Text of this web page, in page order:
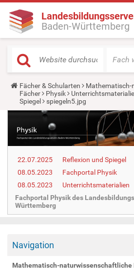
Baden-Württemberg
Fach
Y
o
u
a
h
e
r
:
Fächer & Schularten
Fächer
Physik
Spiegel
spiegeln5.jpg
22.07.2025
Reflexion und Spiegel
08.05.2023
Fachportal Physik
08.05.2023
Unterrichtsmaterialien
Fachportal Physik des
Württemberg
Navigation
Mathematisch-naturwissenschaftliche